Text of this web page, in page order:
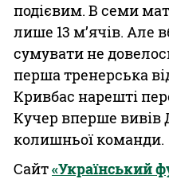
подієвим. В семи
лише 13 м’ячів. Але
сумувати не
перша тренерська
Кривбас нарешті
Кучер вперше вивів
колишньої команди.
Сайт«Український